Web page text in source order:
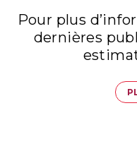
Pour plus
dernières